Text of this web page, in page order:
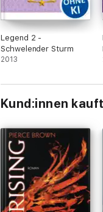
Legend 2 -
Schwelender Sturm
2013
Kund:innen